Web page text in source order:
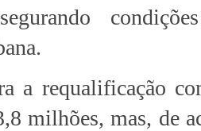
a requalificação
milhões, mas, de